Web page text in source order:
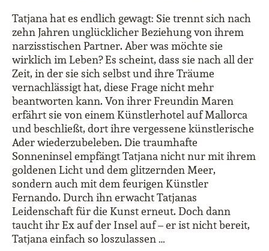
Tatjana hat es endlich gewagt: Sie trennt sich nach
zehn Jahren unglücklicher Beziehung von ihrem
narzisstischen Partner. Aber was möchte sie
wirklich im Leben? Es scheint, dass sie nach all der
Zeit, in der sie sich selbst und ihre Träume
vernachlässigt hat, diese Frage nicht mehr
beantworten kann. Von ihrer Freundin Maren
erfährt sie von einem Künstlerhotel auf Mallorca
und beschließt, dort ihre vergessene künstlerische
Ader wiederzubeleben. Die traumhafte
Sonneninsel empfängt Tatjana nicht nur mit ihrem
goldenen Licht und dem glitzernden Meer,
sondern auch mit dem feurigen Künstler
Fernando. Durch ihn erwacht Tatjanas
Leidenschaft für die Kunst erneut. Doch dann
taucht ihr Ex auf der Insel auf – er ist nicht bereit,
Tatjana einfach so loszulassen …